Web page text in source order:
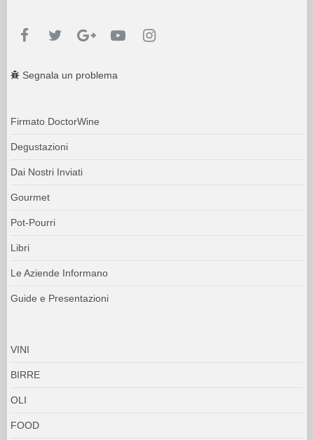
Segnala un problema
Firmato DoctorWine
Degustazioni
Dai Nostri Inviati
Gourmet
Pot-Pourri
Libri
Le Aziende Informano
Guide e Presentazioni
VINI
BIRRE
OLI
FOOD